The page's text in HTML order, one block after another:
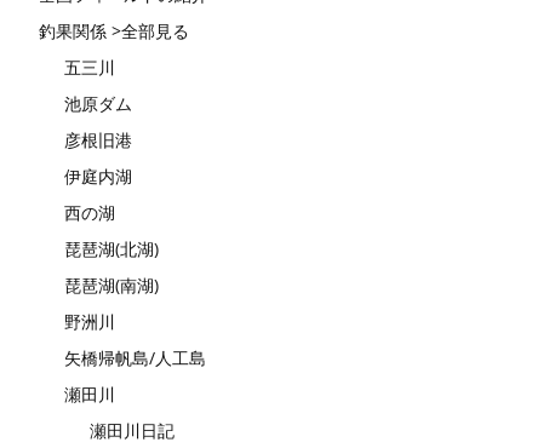
釣果関係 >全部見る
五三川
池原ダム
彦根旧港
伊庭内湖
西の湖
琵琶湖(北湖)
琵琶湖(南湖)
野洲川
矢橋帰帆島/人工島
瀬田川
瀬田川日記